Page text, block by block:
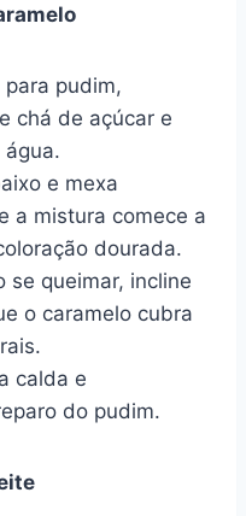
para pudim,
chá de açúcar e
e mexa
a mistura comece a
dourada.
se queimar, incline
o caramelo cubra
calda e
do pudim.